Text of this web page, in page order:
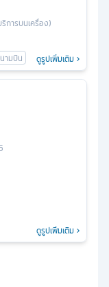
การบนเครื่อง)
ดูรูปเพิ่มเติม
ดูรูปเพิ่มเติม